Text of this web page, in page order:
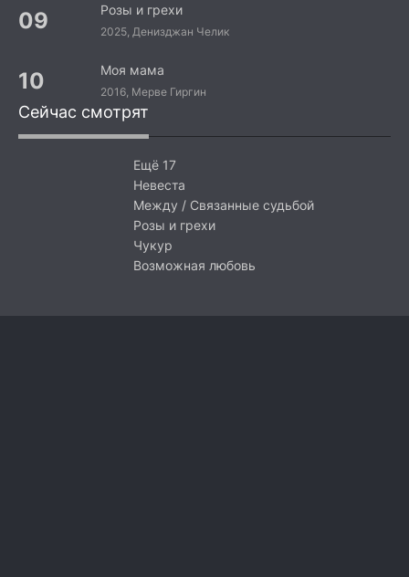
Розы и грехи
2025, Денизджан Челик
Моя мама
2016, Мерве Гиргин
Сейчас смотрят
Ещё 17
Невеста
Между / Связанные судьбой
Розы и грехи
Чукур
Возможная любовь